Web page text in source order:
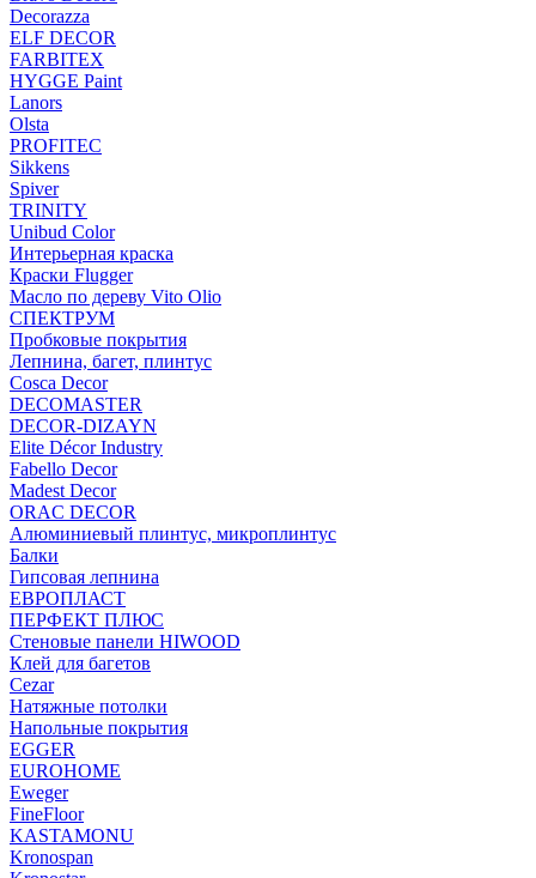
Decorazza
ELF DECOR
FARBITEX
HYGGE Paint
Lanors
Olsta
PROFITEC
Sikkens
Spiver
TRINITY
Unibud Color
Интерьерная краска
Краски Flugger
Масло по дереву Vito Olio
СПЕКТРУМ
Пробковые покрытия
Лепнина, багет, плинтус
Cosca Decor
DECOMASTER
DECOR-DIZAYN
Elite Décor Industry
Fabello Decor
Madest Decor
ORAC DECOR
Алюминиевый плинтус, микроплинтус
Балки
Гипсовая лепнина
ЕВРОПЛАСТ
ПЕРФЕКТ ПЛЮС
Стеновые панели HIWOOD
Клей для багетов
Cezar
Натяжные потолки
Напольные покрытия
EGGER
EUROHOME
Eweger
FineFloor
KASTAMONU
Kronospan